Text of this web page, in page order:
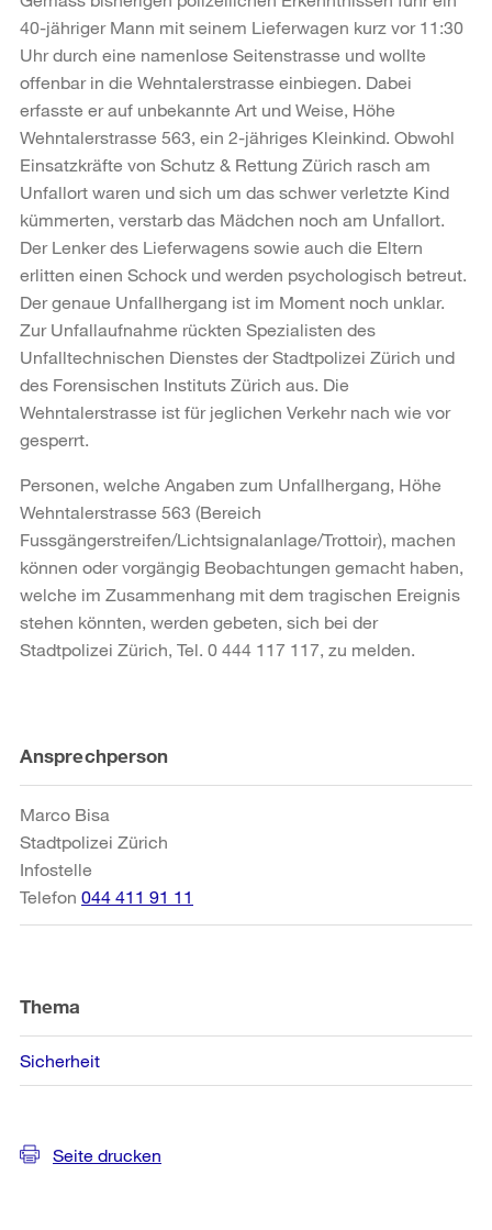
40-jähriger Mann mit seinem Lieferwagen kurz vor 11:30
Uhr durch eine namenlose Seitenstrasse und wollte
offenbar in die Wehntalerstrasse einbiegen. Dabei
erfasste er auf unbekannte Art und Weise, Höhe
Wehntalerstrasse 563, ein 2-jähriges Kleinkind. Obwohl
Einsatzkräfte von Schutz & Rettung Zürich rasch am
Unfallort waren und sich um das schwer verletzte Kind
kümmerten, verstarb das Mädchen noch am Unfallort.
Der Lenker des Lieferwagens sowie auch die Eltern
erlitten einen Schock und werden psychologisch betreut.
Der genaue Unfallhergang ist im Moment noch unklar.
Zur Unfallaufnahme rückten Spezialisten des
Unfalltechnischen Dienstes der Stadtpolizei Zürich und
des Forensischen Instituts Zürich aus. Die
Wehntalerstrasse ist für jeglichen Verkehr nach wie vor
gesperrt.
Personen, welche Angaben zum Unfallhergang, Höhe
Wehntalerstrasse 563 (Bereich
Fussgängerstreifen/Lichtsignalanlage/Trottoir), machen
können oder vorgängig Beobachtungen gemacht haben,
welche im Zusammenhang mit dem tragischen Ereignis
stehen könnten, werden gebeten, sich bei der
Stadtpolizei Zürich, Tel. 0 444 117 117, zu melden.
Weitere
Informationen
Ansprechperson
Marco Bisa
Stadtpolizei Zürich
Infostelle
Telefon 044 411 91 11
Thema
Sicherheit
Seite drucken